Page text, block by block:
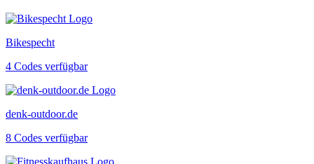
Bikespecht
4 Codes verfügbar
denk-outdoor.de
8 Codes verfügbar